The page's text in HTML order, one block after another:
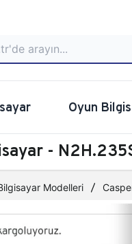
Oyun
-
Modelleri